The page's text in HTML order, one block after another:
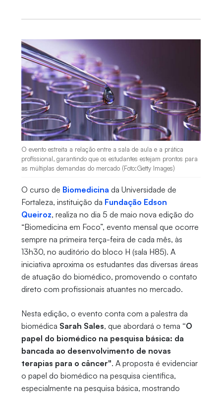
O evento estreita a relação entre a sala de aula e a prática
profissional, garantindo que os estudantes estejam prontos para
as múltiplas demandas do mercado (Foto:Getty Images)
O curso de Biomedicina da Universidade de
Fortaleza, instituição da Fundação Edson
Queiroz, realiza no dia 5 de maio nova edição do
“Biomedicina em Foco”, evento mensal que ocorre
sempre na primeira terça-feira de cada mês, às
13h30, no auditório do bloco H (sala H85). A
iniciativa aproxima os estudantes das diversas áreas
de atuação do biomédico, promovendo o contato
direto com profissionais atuantes no mercado.
Nesta edição, o evento conta com a palestra da
biomédica Sarah Sales, que abordará o tema “O
papel do biomédico na pesquisa básica: da
bancada ao desenvolvimento de novas
terapias para o câncer". A proposta é evidenciar
o papel do biomédico na pesquisa científica,
especialmente na pesquisa básica, mostrando